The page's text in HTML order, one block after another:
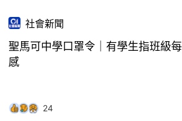
社會新聞
聖馬可中學口罩令｜有學生指班級
感
24